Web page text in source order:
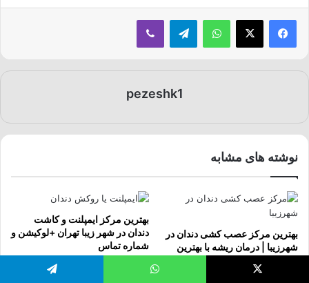
فیسبوکایکس واتس آپ تلگرام وایبر
pezeshk1
نوشته های مشابه
بهترین مرکز عصب کشی دندان در
شهرزیبا | درمان ریشه با بهترین
سپتامبر 24, 2025
بهترین مرکز ایمپلنت و کاشت
دندان در شهر زیبا تهران +لوکیشن و
شماره تماس